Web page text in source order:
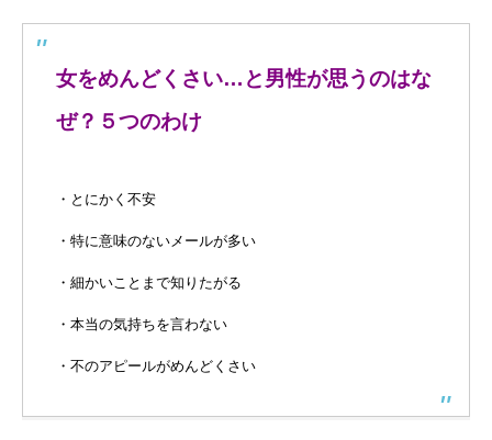
女をめんどくさい…と男性が思うのはな
ぜ？５つのわけ
・とにかく不安
・特に意味のないメールが多い
・細かいことまで知りたがる
・本当の気持ちを言わない
・不のアピールがめんどくさい